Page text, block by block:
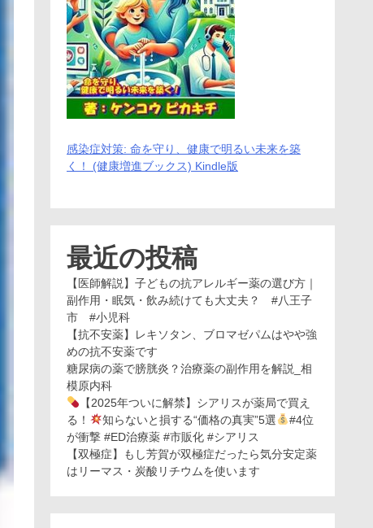
感染症対策: 命を守り、健康で明るい未来を築
く！ (健康増進ブックス) Kindle版
最近の投稿
【医師解説】子どもの抗アレルギー薬の選び方｜
副作用・眠気・飲み続けても大丈夫？ #八王子
市 #小児科
【抗不安薬】レキソタン、ブロマゼパムはやや強
めの抗不安薬です
糖尿病の薬で膀胱炎？治療薬の副作用を解説_相
模原内科
【2025年ついに解禁】シアリスが薬局で買え
る！
知らないと損する“価格の真実”5選
#4位
が衝撃 #ED治療薬 #市販化 #シアリス
【双極症】もし芳賀が双極症だったら気分安定薬
はリーマス・炭酸リチウムを使います